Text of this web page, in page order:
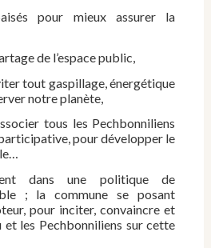
pour mieux assurer la
de l’espace public,
tout gaspillage, énergétique
notre planète,
tous les Pechbonniliens
pour développer le
dans une politique de
; la commune se posant
pour inciter, convaincre et
et les Pechbonniliens sur cette